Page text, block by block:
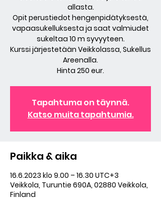
allasta.
Opit perustiedot hengenpidätyksestä,
vapaasukelluksesta ja saat valmiudet
sukeltaa 10 m syvyyteen.
Kurssi järjestetään Veikkolassa, Sukellus
Areenalla.
Hinta 250 eur.
Tapahtuma on täynnä.
Katso muita tapahtumia.
Paikka & aika
16.6.2023 klo 9.00 – 16.30 UTC+3
Veikkola, Turuntie 690A, 02880 Veikkola,
Finland